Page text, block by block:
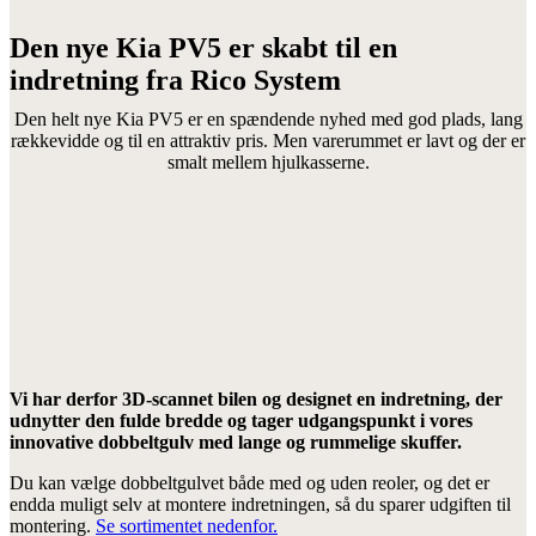
Den nye Kia PV5 er skabt til en
indretning fra Rico System
Den helt nye Kia PV5 er en spændende nyhed med god plads, lang
rækkevidde og til en attraktiv pris. Men varerummet er lavt og der er
smalt mellem hjulkasserne.
Vi har derfor 3D-scannet bilen og designet en indretning, der
udnytter den fulde bredde og tager udgangspunkt i vores
innovative dobbeltgulv med lange og rummelige skuffer.
Du kan vælge dobbeltgulvet både med og uden reoler, og det er
endda muligt selv at montere indretningen, så du sparer udgiften til
montering. Se sortimentet nedenfor.